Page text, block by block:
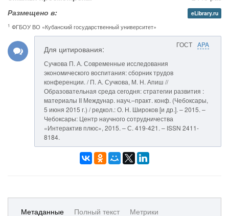
Размещено в:
eLibrary.ru
1 ФГБОУ ВО «Кубанский государственный университет»
ГОСТ APA
Для цитирования:
Сучкова П. А. Современные исследования
экономического воспитания: сборник трудов
конференции. / П. А. Сучкова, М. Н. Апиш //
Образовательная среда сегодня: стратегии развития :
материалы II Междунар. науч.–практ. конф. (Чебоксары,
5 июня 2015 г.) / редкол.: О. Н. Широков [и др.]. – 2015. –
Чебоксары: Центр научного сотрудничества
«Интерактив плюс», 2015. – С. 419-421. – ISSN 2411-
8184.
Метаданные Полный текст Метрики